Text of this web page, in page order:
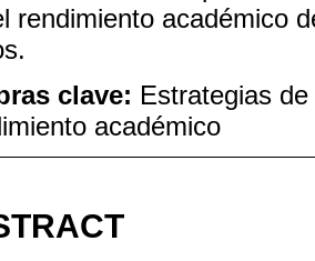
rendimiento académico
clave: Estrategias
académico